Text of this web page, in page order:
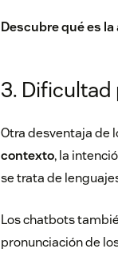
Descubrequé es
3.
Otra desventaja de
contexto, la
se trata de
Los chatbots
pronunciación de